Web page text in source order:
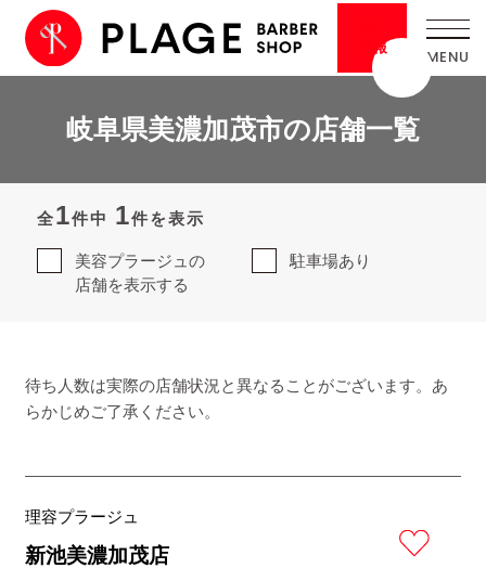
情報
岐阜県美濃加茂市の店舗一覧
全1件中 1件を表示
美容プラージュの
店舗を表示する
駐車場あり
待ち人数は実際の店舗状況と異なることがございます。あ
らかじめご了承ください。
理容プラージュ
新池美濃加茂店